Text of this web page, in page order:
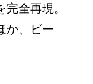
全再現。
か、ビー